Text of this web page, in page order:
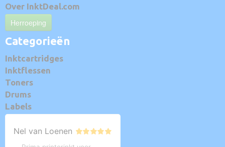
Over InktDeal.com
Herroeping
Categorieën
Inktcartridges
Inktflessen
Toners
Drums
Labels